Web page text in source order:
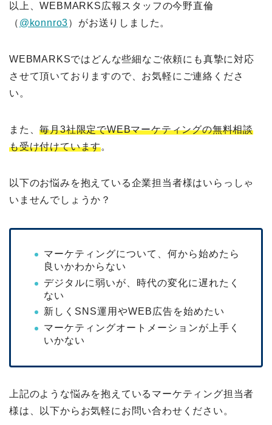
以上、WEBMARKS広報スタッフの今野直倫
（ @konnro3）がお送りしました。
WEBMARKSではどんな些細なご依頼にも真摯に対応
させて頂いておりますので、お気軽にご連絡くださ
い。
また、毎月3社限定でWEBマーケティングの無料相談
も受け付けています。
以下のお悩みを抱えている企業担当者様はいらっしゃ
いませんでしょうか？
マーケティングについて、何から始めたら
良いかわからない
デジタルに弱いが、時代の変化に遅れたく
ない
新しくSNS運用やWEB広告を始めたい
マーケティングオートメーションが上手く
いかない
上記のような悩みを抱えているマーケティング担当者
様は、以下からお気軽にお問い合わせください。